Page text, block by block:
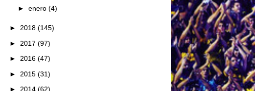
► enero (4)
► 2018 (145)
► 2017 (97)
► 2016 (47)
► 2015 (31)
► 2014 (62)